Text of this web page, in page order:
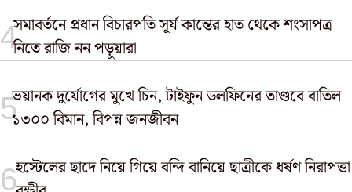
সমাবর্তনে প্রধান বিচারপতি সূর্য কান্তের হাত থেকে শংসাপত্র
নিতে রাজি নন পড়ুয়ারা
ভয়ানক দুর্যোগের মুখে চিন, টাইফুন ডলফিনের তাণ্ডবে বাতিল
১৩০০ বিমান, বিপন্ন জনজীবন
হস্টেলের ছাদে নিয়ে গিয়ে বন্দি বানিয়ে ছাত্রীকে ধর্ষণ নিরাপত্তা